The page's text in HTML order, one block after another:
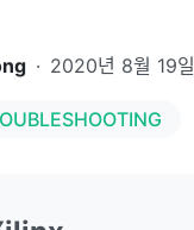
· 2020년 8월 19일